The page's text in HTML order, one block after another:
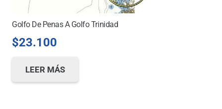
Golfo De Penas A Golfo Trinidad
$23.100
LEER MÁS